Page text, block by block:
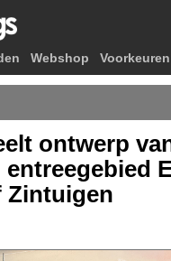
Webshop Voorkeuren
ontwerp
Zintuigen